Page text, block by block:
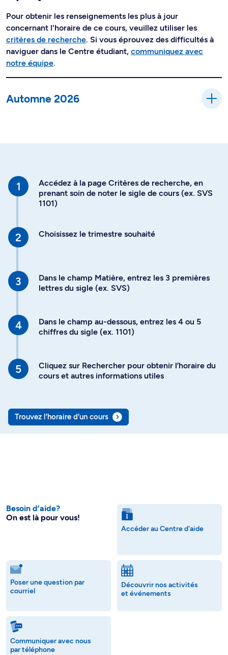
Pour obtenir les renseignements les plus à jour
concernant l'horaire de ce cours, veuillez utiliser les
critères de recherche. Si vous éprouvez des difficultés à
naviguer dans le Centre étudiant, communiquez avec
notre équipe.
Automne 2026
Accédez à la page Critères de recherche, en
prenant soin de noter le sigle de cours (ex. SVS
1101)
Choisissez le trimestre souhaité
Dans le champ Matière, entrez les 3 premières
lettres du sigle (ex. SVS)
Dans le champ au-dessous, entrez les 4 ou 5
chiffres du sigle (ex. 1101)
Cliquez sur Rechercher pour obtenir l’horaire du
cours et autres informations utiles
Trouvez l’horaire d’un cours
Besoin d’aide?
On est là pour vous!
Accéder au Centre d'aide
Poser une question par
courriel
Découvrir nos activités
et événements
Communiquer avec nous
par téléphone